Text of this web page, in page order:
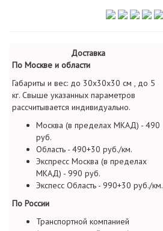
Доставка
По Москве и области
Габариты и вес: до 30х30х30 см , до 5
кг. Свыше указанных параметров
рассчитывается индивидуально.
Москва (в пределах МКАД) - 490
руб.
Область - 490+30 руб./км.
Экспресс Москва (в пределах
МКАД) - 990 руб.
Экспесс Область - 990+30 руб./км.
По России
Транспортной компанией